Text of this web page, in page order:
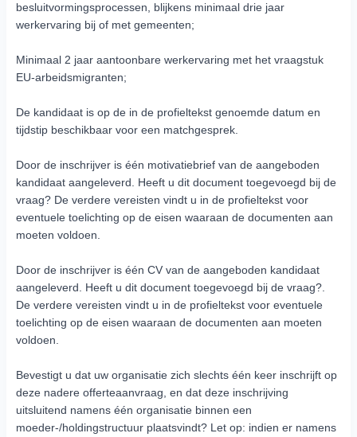
besluitvormingsprocessen, blijkens minimaal drie jaar
werkervaring bij of met gemeenten;
Minimaal 2 jaar aantoonbare werkervaring met het vraagstuk
EU-arbeidsmigranten;
De kandidaat is op de in de profieltekst genoemde datum en
tijdstip beschikbaar voor een matchgesprek.
Door de inschrijver is één motivatiebrief van de aangeboden
kandidaat aangeleverd. Heeft u dit document toegevoegd bij de
vraag? De verdere vereisten vindt u in de profieltekst voor
eventuele toelichting op de eisen waaraan de documenten aan
moeten voldoen.
Door de inschrijver is één CV van de aangeboden kandidaat
aangeleverd. Heeft u dit document toegevoegd bij de vraag?.
De verdere vereisten vindt u in de profieltekst voor eventuele
toelichting op de eisen waaraan de documenten aan moeten
voldoen.
Bevestigt u dat uw organisatie zich slechts één keer inschrijft op
deze nadere offerteaanvraag, en dat deze inschrijving
uitsluitend namens één organisatie binnen een
moeder-/holdingstructuur plaatsvindt? Let op: indien er namens